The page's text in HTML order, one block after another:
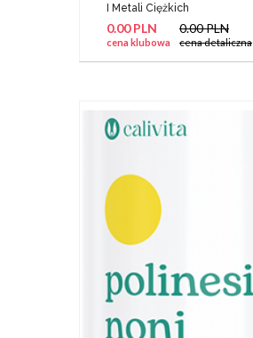
I Metali Ciężkich
0.00 PLN
cena klubowa
0.00 PLN
cena detaliczna